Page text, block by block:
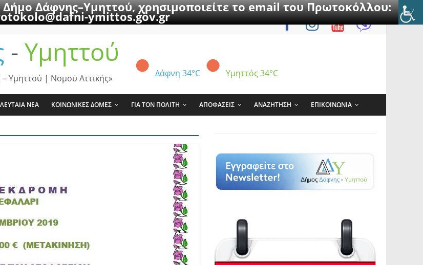
Δήμο Δάφνης–Υμηττού, χρησιμοποιείτε το email του Πρωτοκόλλου:
ymittos.gov.gr
- Υμηττού
Δάφνη 34°C Υμηττός 34°C
Υμηττού | Νομού Αττικής»
ΝΕΑ ΚΟΙΝΩΝΙΚΕΣ ΔΟΜΕΣ ΓΙΑ ΤΟΝ ΠΟΛΙΤΗ ΑΠΟΦΑΣΕΙΣ ΑΝΑΖΗΤΗΣΗ ΕΠΙΚΟΙΝΩΝΙΑ